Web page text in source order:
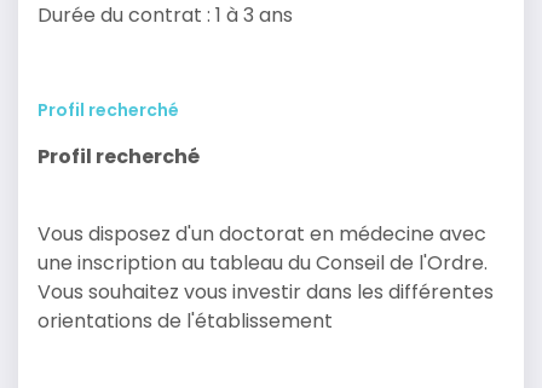
Durée du contrat : 1 à 3 ans
Profil recherché
Profil recherché
Vous disposez d'un doctorat en médecine avec
une inscription au tableau du Conseil de l'Ordre.
Vous souhaitez vous investir dans les différentes
orientations de l'établissement